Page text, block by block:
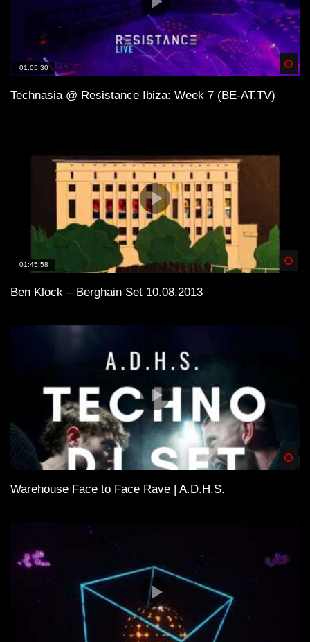
01:05:30
Technasia @ Resistance Ibiza: Week 7 (BE-AT.TV)
01:45:58
Ben Klock – Berghain Set 10.08.2013
Warehouse Face to Face Rave | A.D.H.S.